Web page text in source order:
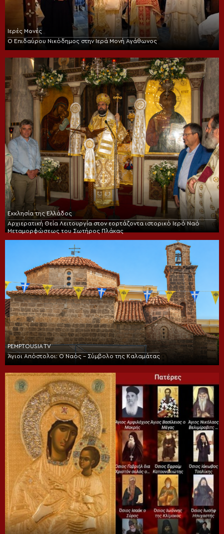
Ιερές Μονές
Ο Επιδαύρου Νικόδημος στην Ιερά Μονή Αγάθωνος
Εκκλησία της Ελλάδος
Αρχιερατική Θεία Λειτουργία στον εορτάζοντα ιστορικό Ιερό Ναό
Μεταμορφώσεως του Σωτήρος Πλάκας
PEMPTOUSIA TV
Άγιοι Απόστολοι: Ο Ναός – Σύμβολο της Καλαμάτας